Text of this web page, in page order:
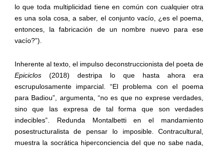
lo que toda multiplicidad tiene en común con cualquier otra
es una sola cosa, a saber, el conjunto vacío, ¿es el poema,
entonces, la fabricación de un nombre nuevo para ese
vacío?”).
Inherente al texto, el impulso deconstruccionista del poeta de
Epiciclos(2018) destripa lo que hasta ahora era
escrupulosamente imparcial. “El problema con el poema
para Badiou”, argumenta, “no es que no exprese verdades,
sino que las expresa de tal forma que son verdades
indecibles”. Redunda Montalbetti en el mandamiento
posestructuralista de pensar lo imposible. Contracultural,
muestra la socrática hiperconciencia del que no sabe nada,